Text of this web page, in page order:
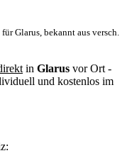
Glarus, bekannt aus versch.
in Glarus vor Ort -
und kostenlos im